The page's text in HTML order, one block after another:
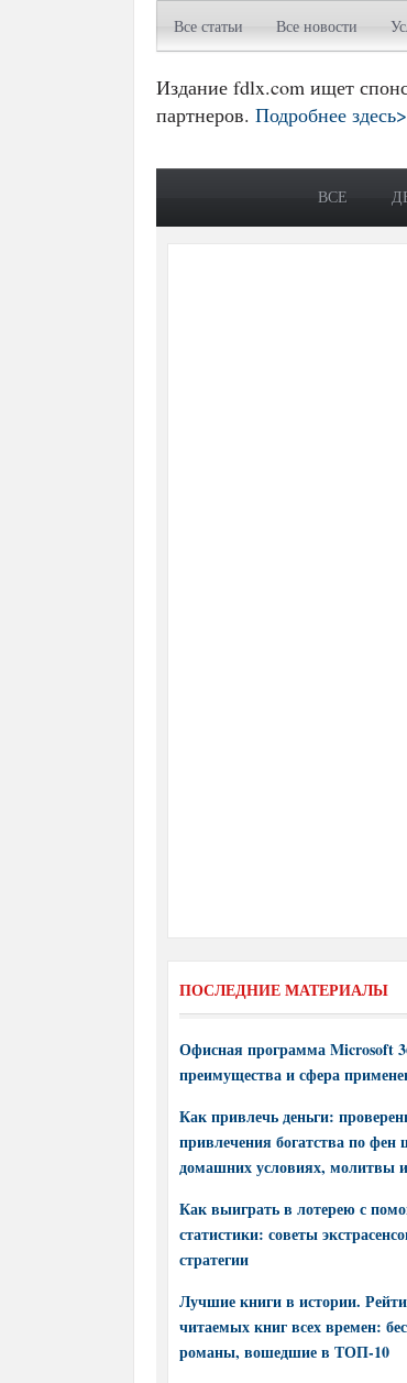
Все статьи Все новости
Издание fdlx.com ищет
партнеров. Подробнее
ВСЕ
ПОСЛЕДНИЕ МАТЕРИАЛЫ
Офисная программа Microsoft
преимущества и сфера
Как привлечь деньги:
привлечения богатства по фен
домашних условиях, молитвы
Как выиграть в лотерею с
статистики: советы
стратегии
Лучшие книги в истории.
читаемых книг всех времен:
романы, вошедшие в ТОП-10